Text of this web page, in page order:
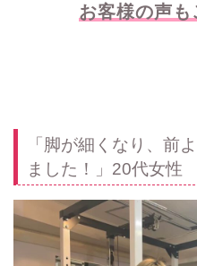
お客様の声
「脚が細くなり、前
ました！」20代女性